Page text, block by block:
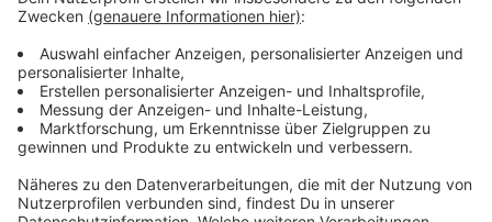
Effektiver Einbruchsschutz
Anzeige
Wenn man den Eindruck erweckt, zu Hause zu sein,
schreckt es einige Einbrecher ab. Aber auch so kann
man seine Wohnung sicherer machen. Fenster und